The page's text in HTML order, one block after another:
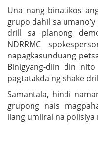
Una nang binatikos
grupo dahil sa
drill sa planong
NDRRMC
napagkasunduang
Binigyang-diin din
pagtatakda ng shake
Samantala, hindi
grupong nais
ilang umiiral na polisiya